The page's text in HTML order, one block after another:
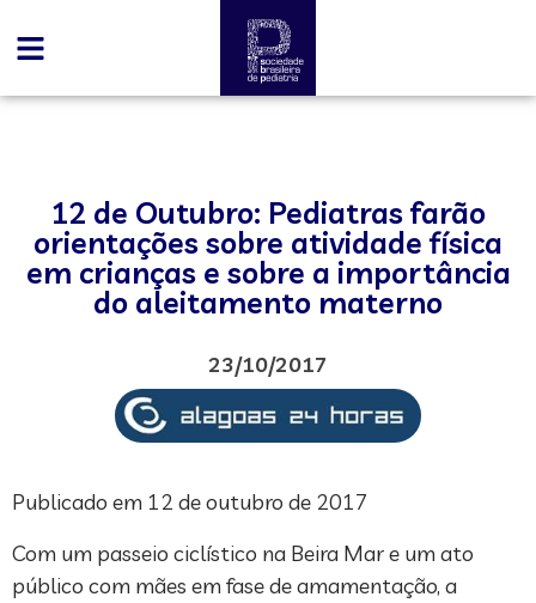
12 de Outubro: Pediatras farão
orientações sobre atividade física
em crianças e sobre a importância
do aleitamento materno
23/10/2017
Publicado em 12 de outubro de 2017
Com um passeio ciclístico na Beira Mar e um ato
público com mães em fase de amamentação, a